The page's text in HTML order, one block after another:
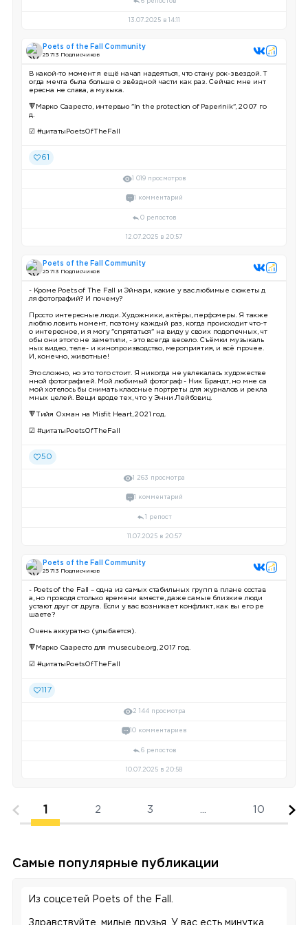
13.07.2025 в 14:11
Poets of the Fall Community
25 713 Подписчиков
В какой-то момент я ещё начал надеяться, что стану рок-звездой. Т
огда мечта была больше о звёздной части как раз. Сейчас мне инт
ересна не слава, а музыка.
🔻Марко Сааресто, интервью "In the protection of Paperinik", 2007 го
д.
☑ #цитатыPoetsOfTheFall
61
1 019 просмотров
1 комментарий
0 репостов
12.07.2025 в 20:57
Poets of the Fall Community
25 713 Подписчиков
- Кроме Poets of The Fall и Эйнари, какие у вас любимые сюжеты д
ля фотографий? И почему?
Просто интересные люди. Художники, актёры, перфомеры. Я также
люблю ловить момент, поэтому каждый раз, когда происходит что-т
о интересное, и я могу "спрятаться" на виду у своих подопечных, чт
обы они этого не заметили, - это всегда весело. Съёмки музыкаль
ных видео, теле- и кинопроизводство, мероприятия, и всё прочее.
И, конечно, животные!
Это сложно, но это того стоит. Я никогда не увлекалась художестве
нной фотографией. Мой любимый фотограф - Ник Брандт, но мне са
мой хотелось бы снимать классные портреты для журналов и рекла
мных целей. Вещи вроде тех, что у Энни Лейбовиц.
🔻Тийя Охман на Misfit Heart, 2021 год.
☑ #цитатыPoetsOfTheFall
50
1 263 просмотра
1 комментарий
1 репост
11.07.2025 в 20:57
Poets of the Fall Community
25 713 Подписчиков
- Poets of the Fall – одна из самых стабильных групп в плане состав
а, но проводя столько времени вместе, даже самые близкие люди
устают друг от друга. Если у вас возникает конфликт, как вы его ре
шаете?
Очень аккуратно (улыбается).
🔻Марко Сааресто для musecube.org, 2017 год.
☑ #цитатыPoetsOfTheFall
117
2 144 просмотра
10 комментариев
6 репостов
10.07.2025 в 20:58
1 2 3 10
Самые популярные публикации
Из соцсетей Poets of the Fall.
Здравствуйте, милые друзья. У вас есть минутка,